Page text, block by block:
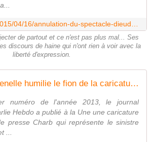
de partout et ce n'est pas plus mal... Ses
discours de haine qui n'ont rien à voir avec la
liberté d'expression.
Une grosse quenelle humilie le fion de la caricature de Dieudonné : c'est sacrément comique - Last night in Orient
numéro de l'année 2013, le journal
Hebdo a publié à la Une une caricature
presse Charb qui représente le sinistre
...